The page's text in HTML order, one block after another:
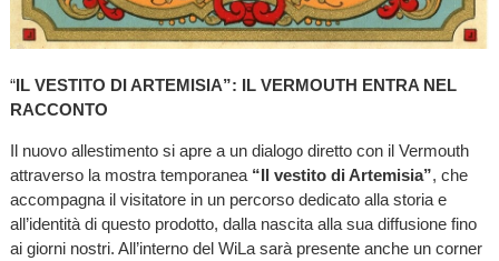
“IL VESTITO DI ARTEMISIA”: IL VERMOUTH ENTRA NEL
RACCONTO
Il nuovo allestimento si apre a un dialogo diretto con il Vermouth
attraverso la mostra temporanea “Il vestito di Artemisia”, che
accompagna il visitatore in un percorso dedicato alla storia e
all’identità di questo prodotto, dalla nascita alla sua diffusione fino
ai giorni nostri. All’interno del WiLa sarà presente anche un corner